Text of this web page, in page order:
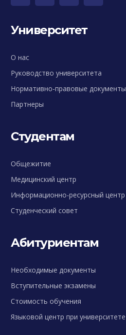
Университет
О нас
Руководство университета
Нормативно-правовые документы
Партнеры
Студентам
Общежитие
Медицинский центр
Информационно-ресурсный центр
Студенческий совет
Абитуриентам
Необходимые документы
Вступительные экзамены
Стоимость обучения
Языковой центр при университете